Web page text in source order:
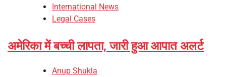
International News
Legal Cases
अमेरिका में बच्ची लापता, जारी हुआ आपात अलर्ट
Anup Shukla